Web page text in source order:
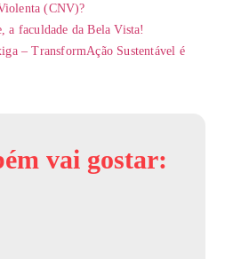
(CNV)?
a faculdade da Bela Vista!
– TransformAção Sustentável é
vai gostar: